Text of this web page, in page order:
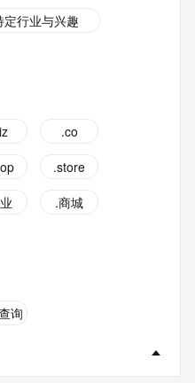
定行业与兴趣
.co
.store
.商城
询